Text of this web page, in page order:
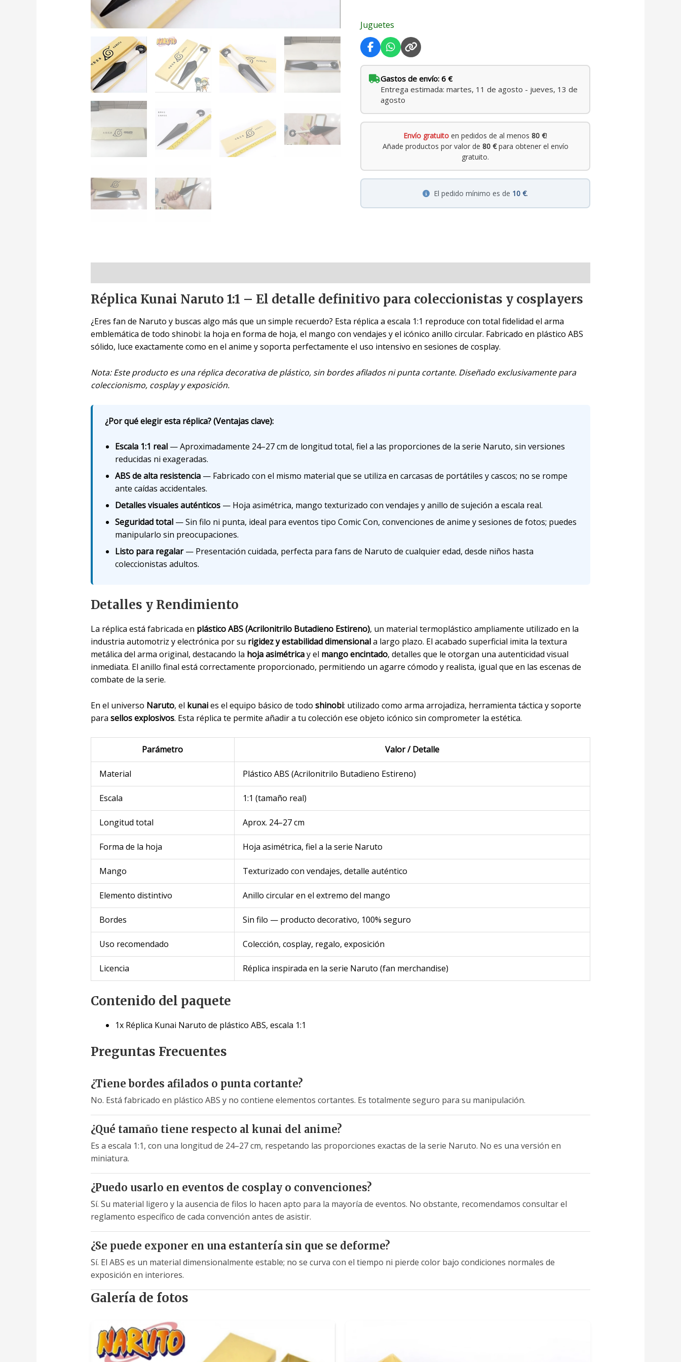
Juguetes
Gastos de envío: 6 €
Entrega estimada: martes, 11 de agosto - jueves, 13 de
agosto
Envío gratuito en pedidos de al menos80 €!
Añade productos por valor de 80 €para obtener el envío
gratuito.
El pedido mínimo es de 10 €.
Réplica Kunai Naruto 1:1 – El detalle definitivo para coleccionistas y cosplayers
¿Eres fan de Naruto y buscas algo más que un simple recuerdo? Esta réplica a escala 1:1 reproduce con total fidelidad el arma
emblemática de todo shinobi: la hoja en forma de hoja, el mango con vendajes y el icónico anillo circular. Fabricado en plástico ABS
sólido, luce exactamente como en el anime y soporta perfectamente el uso intensivo en sesiones de cosplay.
Nota: Este producto es una réplica decorativa de plástico, sin bordes afilados ni punta cortante. Diseñado exclusivamente para
coleccionismo, cosplay y exposición.
¿Por qué elegir esta réplica? (Ventajas clave):
Escala 1:1 real— Aproximadamente 24–27 cm de longitud total, fiel a las proporciones de la serie Naruto, sin versiones
reducidas ni exageradas.
ABS de alta resistencia— Fabricado con el mismo material que se utiliza en carcasas de portátiles y cascos; no se rompe
ante caídas accidentales.
Detalles visuales auténticos— Hoja asimétrica, mango texturizado con vendajes y anillo de sujeción a escala real.
Seguridad total— Sin filo ni punta, ideal para eventos tipo Comic Con, convenciones de anime y sesiones de fotos; puedes
manipularlo sin preocupaciones.
Listo para regalar— Presentación cuidada, perfecta para fans de Naruto de cualquier edad, desde niños hasta
coleccionistas adultos.
Detalles y Rendimiento
La réplica está fabricada en plástico ABS (Acrilonitrilo Butadieno Estireno), un material termoplástico ampliamente utilizado en la
industria automotriz y electrónica por su rigidez y estabilidad dimensionala largo plazo. El acabado superficial imita la textura
metálica del arma original, destacando la hoja asimétricay el mango encintado, detalles que le otorgan una autenticidad visual
inmediata. El anillo final está correctamente proporcionado, permitiendo un agarre cómodo y realista, igual que en las escenas de
combate de la serie.
En el universo Naruto, el kunaies el equipo básico de todo shinobi: utilizado como arma arrojadiza, herramienta táctica y soporte
para sellos explosivos. Esta réplica te permite añadir a tu colección ese objeto icónico sin comprometer la estética.
Parámetro Valor / Detalle
Material Plástico ABS (Acrilonitrilo Butadieno Estireno)
Escala 1:1 (tamaño real)
Longitud total Aprox. 24–27 cm
Forma de la hoja Hoja asimétrica, fiel a la serie Naruto
Mango Texturizado con vendajes, detalle auténtico
Elemento distintivo Anillo circular en el extremo del mango
Bordes Sin filo — producto decorativo, 100% seguro
Uso recomendado Colección, cosplay, regalo, exposición
Licencia Réplica inspirada en la serie Naruto (fan merchandise)
Contenido del paquete
1x Réplica Kunai Naruto de plástico ABS, escala 1:1
Preguntas Frecuentes
¿Tiene bordes afilados o punta cortante?
No. Está fabricado en plástico ABS y no contiene elementos cortantes. Es totalmente seguro para su manipulación.
¿Qué tamaño tiene respecto al kunai del anime?
Es a escala 1:1, con una longitud de 24–27 cm, respetando las proporciones exactas de la serie Naruto. No es una versión en
miniatura.
¿Puedo usarlo en eventos de cosplay o convenciones?
Sí. Su material ligero y la ausencia de filos lo hacen apto para la mayoría de eventos. No obstante, recomendamos consultar el
reglamento específico de cada convención antes de asistir.
¿Se puede exponer en una estantería sin que se deforme?
Sí. El ABS es un material dimensionalmente estable; no se curva con el tiempo ni pierde color bajo condiciones normales de
exposición en interiores.
Galería de fotos